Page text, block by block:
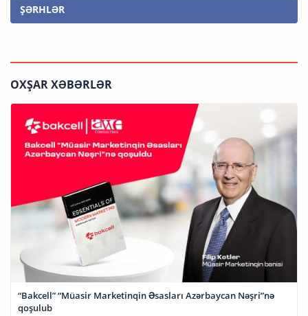
ŞƏRHLƏR
OXŞAR XƏBƏRLƏR
“Bakcell” “Müasir Marketinqin Əsasları Azərbaycan Nəşri”nə
qoşulub